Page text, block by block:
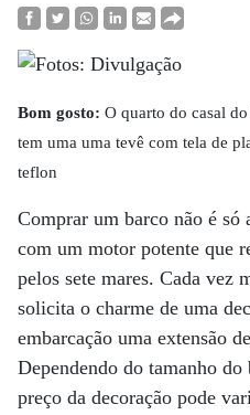
Bom gosto: O quarto do casal
tem uma uma tevê com tela de
teflon
Comprar um barco não é
com um motor potente que
pelos sete mares. Cada vez
solicita o charme de uma
embarcação uma extensão
Dependendo do tamanho
preço da decoração pode